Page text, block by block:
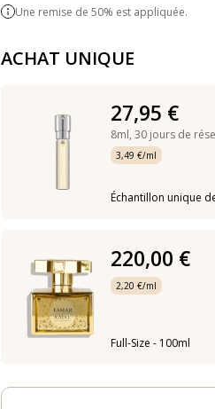
Une remise de 50% est appliquée.
ACHAT UNIQUE
27,95 €
8ml, 30 jours de
3,49 €/ml
Échantillon unique
220,00 €
2,20 €/ml
Full-Size - 100ml